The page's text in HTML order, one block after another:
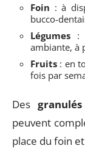
Foin : à
bucco-
Légumes :
ambiante, à
Fruits : en
fois par
Des
peuvent
place du foin